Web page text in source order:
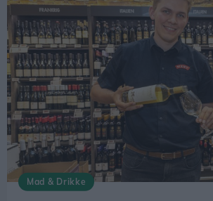
Mad & Drikke